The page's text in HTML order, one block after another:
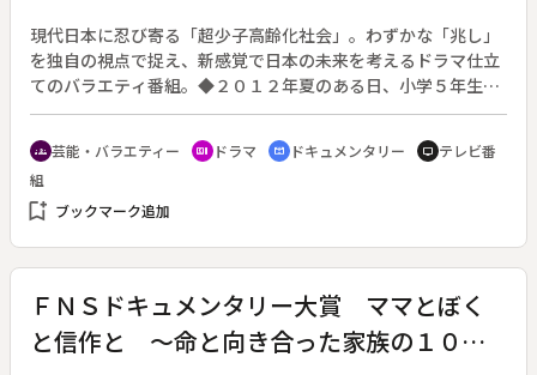
現代日本に忍び寄る「超少子高齢化社会」。わずかな「兆し」
を独自の視点で捉え、新感覚で日本の未来を考えるドラマ仕立
てのバラエティ番組。◆２０１２年夏のある日、小学５年生の
賢太郎は校庭で１台のテレビを見つける。叩くと画面に未来明
男という人が現れて「君の未来を見せてあげる」と言う。この
ストーリーテラーに導かれ、賢太郎は「ありそうで！なさそう
な？」数十年後の近未来を学ぶことになる。テーマは「結婚」
と「高齢化」。そこには成人した賢太郎や将来の妻、年を取っ
groups 芸能・バラエティー recent_actors ドラマ cinematic_blur ドキュメンタリー tv テレビ番
組
bookmark_add ブックマーク追加
ＦＮＳドキュメンタリー大賞 ママとぼく
と信作と ～命と向き合った家族の１０年